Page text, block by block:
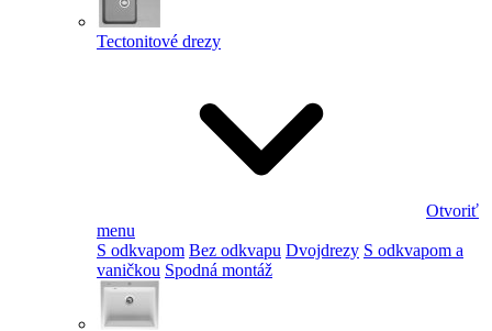
Tectonitové drezy
Otvoriť
menu
S odkvapom Bez odkvapu Dvojdrezy S odkvapom a
vaničkou Spodná montáž